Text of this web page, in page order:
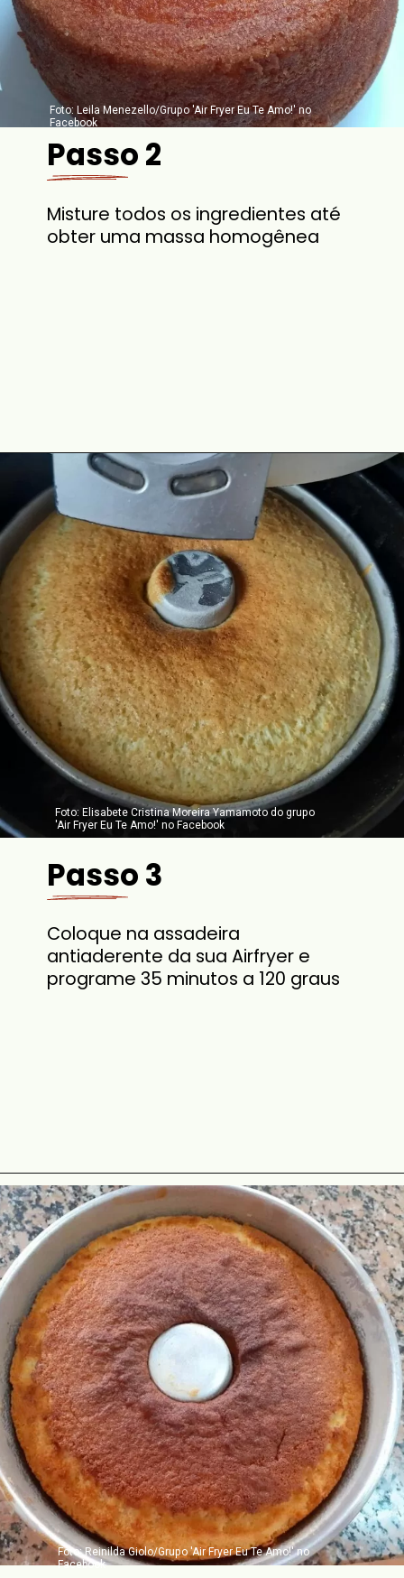
Passo 2
Misture todos os ingredientes até
obter uma massa homogênea
Foto: Leila Menezello/Grupo 'Air Fryer Eu Te Amo!' no
Facebook
Passo 3
Coloque na assadeira
antiaderente da sua Airfryer e
programe 35 minutos a 120 graus
Foto: Elisabete Cristina Moreira Yamamoto do grupo
'Air Fryer Eu Te Amo!' no Facebook
Foto: Reinilda Giolo/Grupo 'Air Fryer Eu Te Amo!' no
Facebook